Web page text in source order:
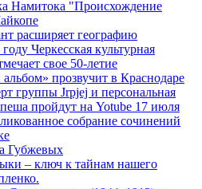
Намитока "Происхождение
расширяет географию
Черкесская культурная
свое 50-летие
альбом» прозвучит в Краснодаре
группы Jrpjej и персональная
пройдут на Yotube 17 июля
собрание сочинений
Губжевых
– ключ к тайнам нашего